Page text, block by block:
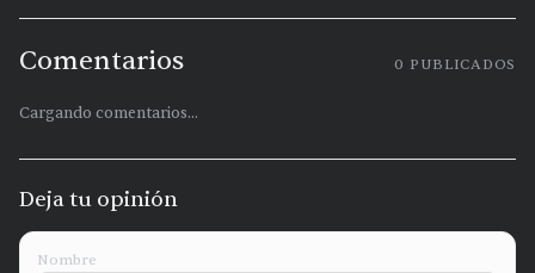
Comentarios 0 PUBLICADOS
Cargando comentarios...
Deja tu opinión
Nombre